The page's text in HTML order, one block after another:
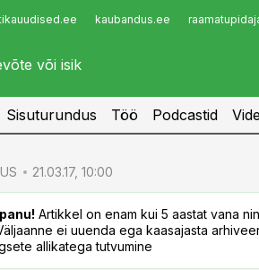
kaubandus.ee
Infopank
Sisuturundus Töö Podcastid
21.03.17, 10:00
Artikkel on enam kui 5 aastat vana
ei uuenda ega kaasajasta
allikatega tutvumine